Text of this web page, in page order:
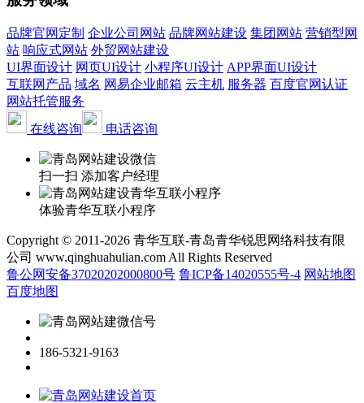
品牌官网定制 企业公司网站 品牌网站建设 集团网站 营销型网
站 响应式网站 外贸网站建设
UI界面设计 网页UI设计 小程序UI设计 APP界面UI设计
互联网产品 域名 网易企业邮箱 云主机 服务器 百度官网认证
网站托管服务
在线咨询
电话咨询
扫一扫 添加客户经理
体验青华互联小程序
Copyright © 2011-2026 青华互联-青岛青华锐思网络科技有限
公司 www.qinghuahulian.com All Rights Reserved
鲁公网安备37020202000800号 鲁ICP备14020555号-4 网站地图
百度地图
186-5321-9163